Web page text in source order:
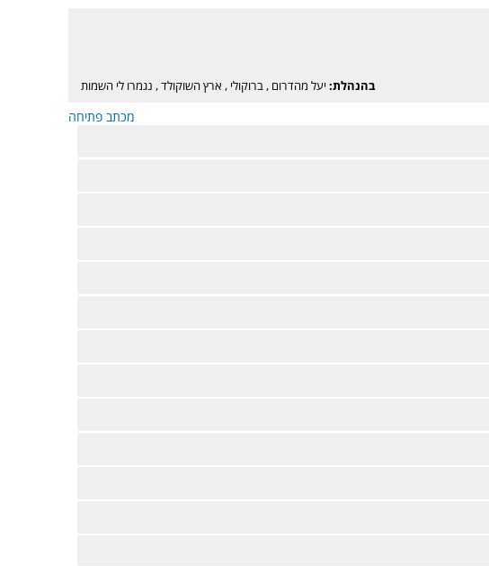
בהנהלת: יעל מהדרום ,ברוקולי , ארץ השוקולד, נגמרו לי השמות
מכתב פתיחה